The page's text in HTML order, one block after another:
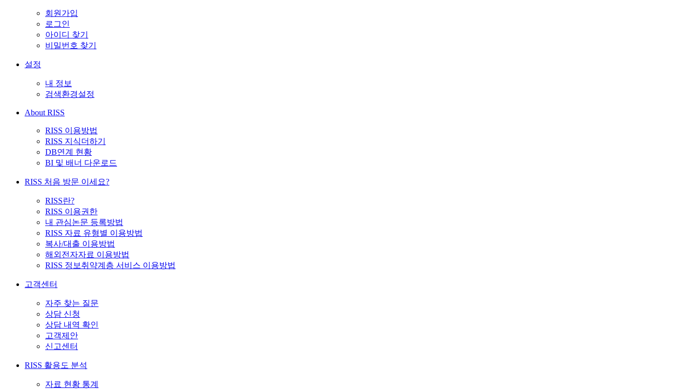
회원가입
로그인
아이디 찾기
비밀번호 찾기
설정
내 정보
검색환경설정
About RISS
RISS 이용방법
RISS 지식더하기
DB연계 현황
BI 및 배너 다운로드
RISS 처음 방문 이세요?
RISS란?
RISS 이용권한
내 관심논문 등록방법
RISS 자료 유형별 이용방법
복사/대출 이용방법
해외전자자료 이용방법
RISS 정보취약계층 서비스 이용방법
고객센터
자주 찾는 질문
상담 신청
상담 내역 확인
고객제안
신고센터
RISS 활용도 분석
자료 현황 통계